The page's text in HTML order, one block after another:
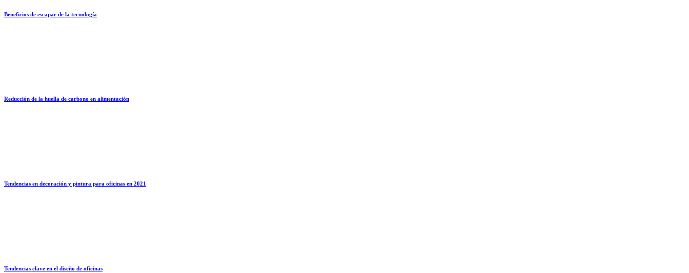
Beneficios de escapar de la tecnología
Reducción de la huella de carbono en alimentación
Tendencias en decoración y pintura para oficinas en 2021
Tendencias clave en el diseño de oficinas